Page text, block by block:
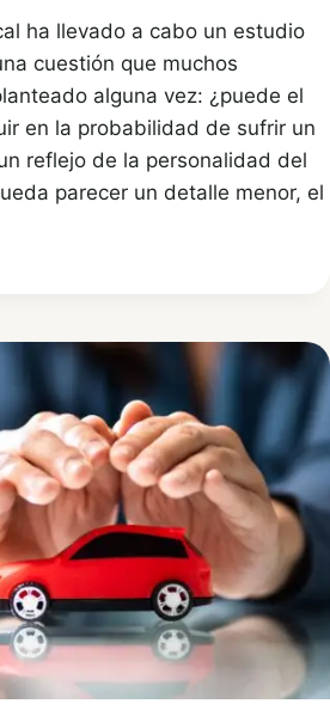
ha llevado a cabo un estudio
cuestión que muchos
alguna vez: ¿puede el
en la probabilidad de sufrir un
reflejo de la personalidad del
parecer un detalle menor, el